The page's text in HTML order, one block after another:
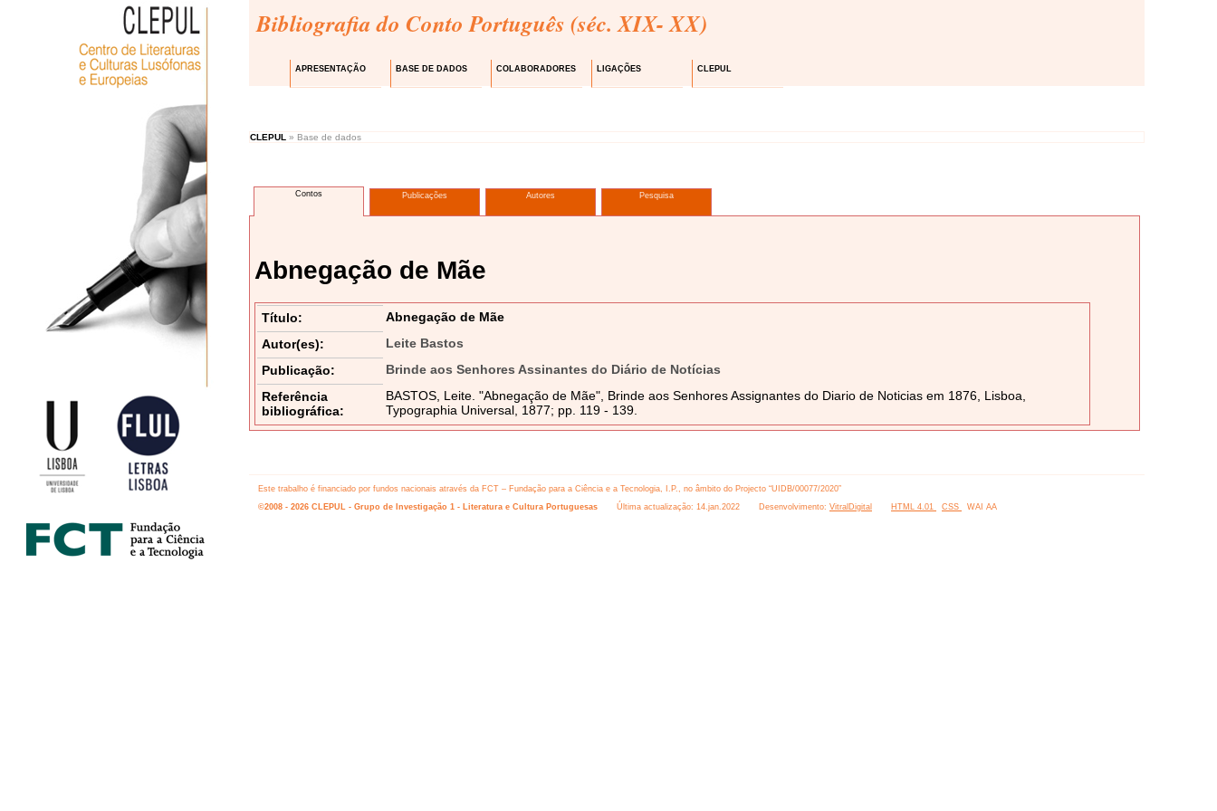
Bibliografia do Conto Português (séc. XIX- XX)
APRESENTAÇÃO BASE DE DADOS COLABORADORES LIGAÇÕES CLEPUL
CLEPUL » Base de dados
Contos Publicações Autores Pesquisa
Abnegação de Mãe
Título:
Abnegação de Mãe
Autor(es):
Leite Bastos
Publicação:
Brinde aos Senhores Assinantes do Diário de Notícias
Referência
bibliográfica:
BASTOS, Leite. "Abnegação de Mãe", Brinde aos Senhores Assignantes do Diario de Noticias em 1876, Lisboa,
Typographia Universal, 1877; pp. 119 - 139.
Este trabalho é financiado por fundos nacionais através da FCT – Fundação para a Ciência e a Tecnologia, I.P., no âmbito do Projecto “UIDB/00077/2020”
©2008 - 2026 CLEPUL - Grupo de Investigação 1 - Literatura e Cultura Portuguesas
Última actualização: 14.jan.2022 Desenvolvimento: VitralDigital HTML 4.01 CSS WAI AA